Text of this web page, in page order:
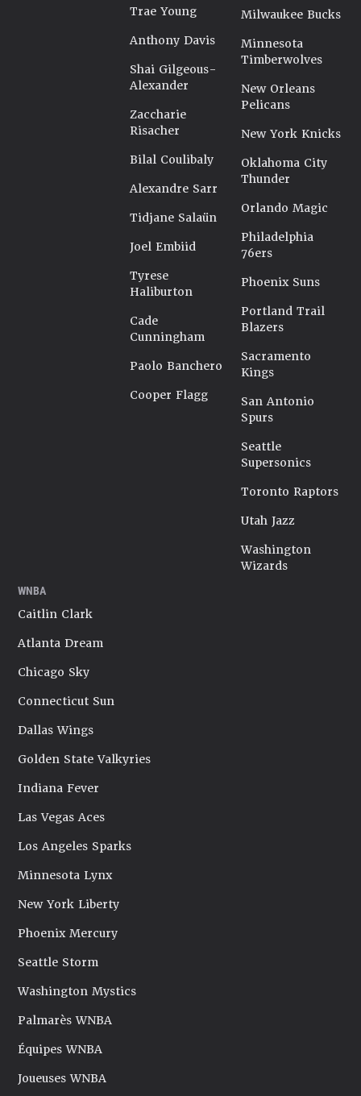
Trae Young
Anthony Davis
Shai Gilgeous-
Alexander
Zaccharie
Risacher
Bilal Coulibaly
Alexandre Sarr
Tidjane Salaün
Joel Embiid
Tyrese
Haliburton
Cade
Cunningham
Paolo Banchero
Cooper Flagg
Milwaukee Bucks
Minnesota
Timberwolves
New Orleans
Pelicans
New York Knicks
Oklahoma City
Thunder
Orlando Magic
Philadelphia
76ers
Phoenix Suns
Portland Trail
Blazers
Sacramento
Kings
San Antonio
Spurs
Seattle
Supersonics
Toronto Raptors
Utah Jazz
Washington
Wizards
WNBA
Caitlin Clark
Atlanta Dream
Chicago Sky
Connecticut Sun
Dallas Wings
Golden State Valkyries
Indiana Fever
Las Vegas Aces
Los Angeles Sparks
Minnesota Lynx
New York Liberty
Phoenix Mercury
Seattle Storm
Washington Mystics
Palmarès WNBA
Équipes WNBA
Joueuses WNBA